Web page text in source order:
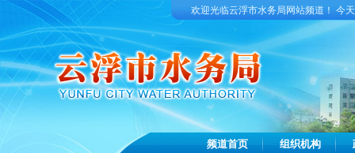
欢迎光临云浮市水务局网站频道！ 今
频道首页 组织机构